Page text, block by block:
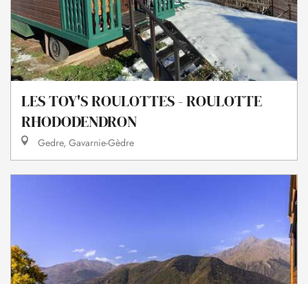
LES TOY'S ROULOTTES - ROULOTTE
RHODODENDRON
Gedre, Gavarnie-Gèdre